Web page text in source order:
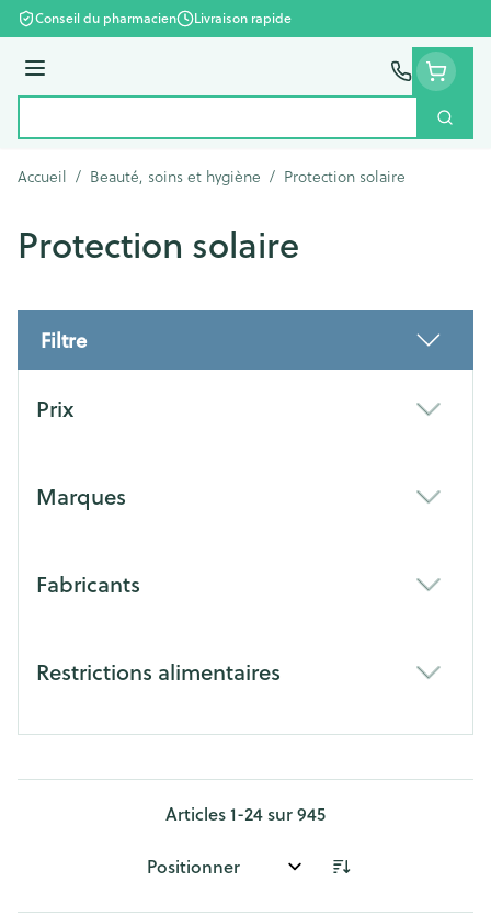
Aller au contenu
Conseil du pharmacien Livraison rapide
Menu
Accueil / Beauté, soins et hygiène / Protection solaire
Protection solaire
Filtre
Prix
Marques
Fabricants
Restrictions alimentaires
Articles1-24sur945
Trier par: